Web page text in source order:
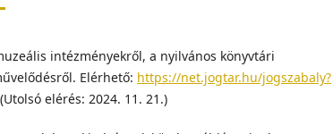
intézményekről, a nyilvános könyvtári
Elérhető: https://net.jogtar.hu/jogszabaly?
(Utolsó elérés: 2024. 11. 21.)